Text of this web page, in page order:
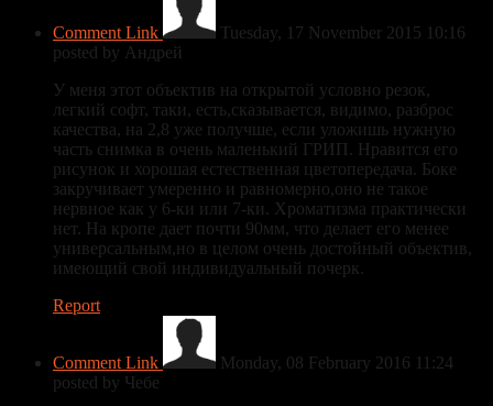
Comment Link
Tuesday, 17 November 2015 10:16
posted by Андрей
У меня этот объектив на открытой условно резок,
легкий софт, таки, есть,сказывается, видимо, разброс
качества, на 2,8 уже получше, если уложишь нужную
часть снимка в очень маленький ГРИП. Нравится его
рисунок и хорошая естественная цветопередача. Боке
закручивает умеренно и равномерно,оно не такое
нервное как у 6-ки или 7-ки. Хроматизма практически
нет. На кропе дает почти 90мм, что делает его менее
универсальным,но в целом очень достойный объектив,
имеющий свой индивидуальный почерк.
Report
Comment Link
Monday, 08 February 2016 11:24
posted by Чебе